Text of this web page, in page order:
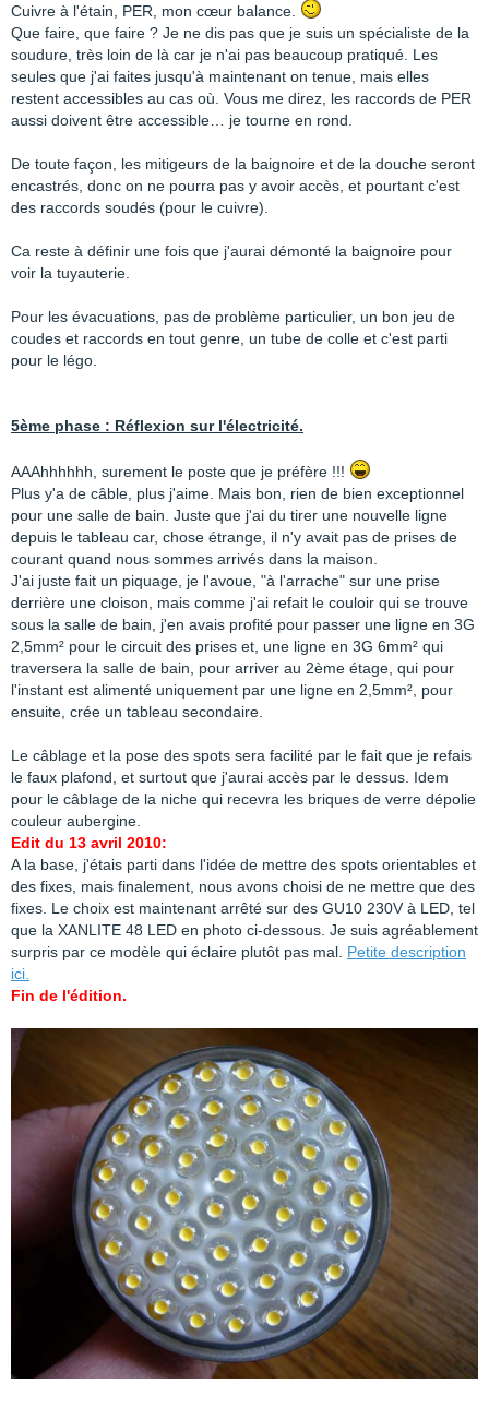
Cuivre à l'étain, PER, mon cœur balance.
Que faire, que faire ? Je ne dis pas que je suis un spécialiste de la
soudure, très loin de là car je n'ai pas beaucoup pratiqué. Les
seules que j'ai faites jusqu'à maintenant on tenue, mais elles
restent accessibles au cas où. Vous me direz, les raccords de PER
aussi doivent être accessible… je tourne en rond.
De toute façon, les mitigeurs de la baignoire et de la douche seront
encastrés, donc on ne pourra pas y avoir accès, et pourtant c'est
des raccords soudés (pour le cuivre).
Ca reste à définir une fois que j'aurai démonté la baignoire pour
voir la tuyauterie.
Pour les évacuations, pas de problème particulier, un bon jeu de
coudes et raccords en tout genre, un tube de colle et c'est parti
pour le légo.
5ème phase : Réflexion sur l'électricité.
AAAhhhhhh, surement le poste que je préfère !!!
Plus y'a de câble, plus j'aime. Mais bon, rien de bien exceptionnel
pour une salle de bain. Juste que j'ai du tirer une nouvelle ligne
depuis le tableau car, chose étrange, il n'y avait pas de prises de
courant quand nous sommes arrivés dans la maison.
J'ai juste fait un piquage, je l'avoue, "à l'arrache" sur une prise
derrière une cloison, mais comme j'ai refait le couloir qui se trouve
sous la salle de bain, j'en avais profité pour passer une ligne en 3G
2,5mm² pour le circuit des prises et, une ligne en 3G 6mm² qui
traversera la salle de bain, pour arriver au 2ème étage, qui pour
l'instant est alimenté uniquement par une ligne en 2,5mm², pour
ensuite, crée un tableau secondaire.
Le câblage et la pose des spots sera facilité par le fait que je refais
le faux plafond, et surtout que j'aurai accès par le dessus. Idem
pour le câblage de la niche qui recevra les briques de verre dépolie
couleur aubergine.
Edit du 13 avril 2010:
A la base, j'étais parti dans l'idée de mettre des spots orientables et
des fixes, mais finalement, nous avons choisi de ne mettre que des
fixes. Le choix est maintenant arrêté sur des GU10 230V à LED, tel
que la XANLITE 48 LED en photo ci-dessous. Je suis agréablement
surpris par ce modèle qui éclaire plutôt pas mal. Petite description
ici.
Fin de l'édition.